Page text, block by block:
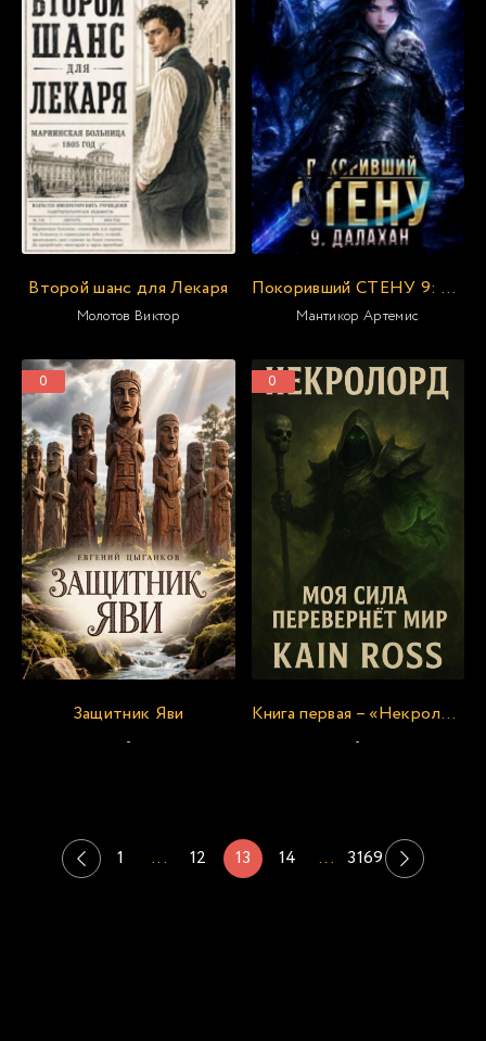
Второй шанс для Лекаря
Молотов Виктор
Покоривший СТЕНУ 9: Далахан
Мантикор Артемис
0
Защитник Яви
-
0
Книга первая – «Некролорд
-
1 ... 12 13 14 ... 3169